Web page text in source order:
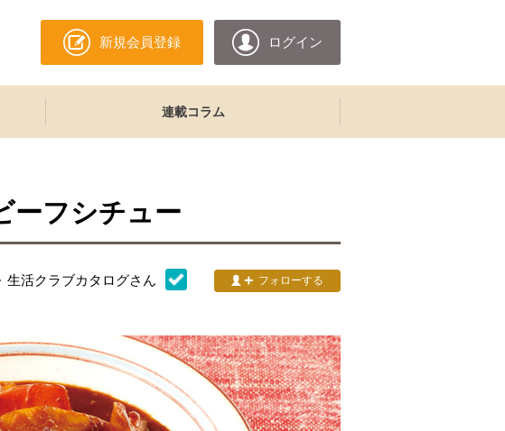
新規会員登録 ログイン
連載コラム
ーフシチュー
生活クラブカタログさん フォローする